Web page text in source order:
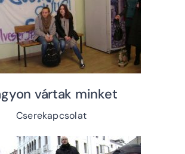
vártak minket
Cserekapcsolat